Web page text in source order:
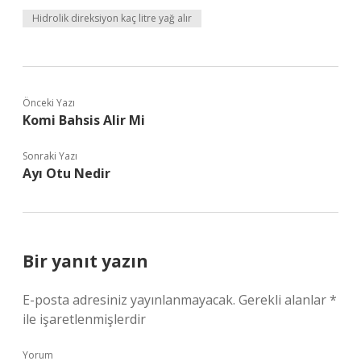
Hidrolik direksiyon kaç litre yağ alır
Önceki Yazı
Komi Bahsis Alir Mi
Sonraki Yazı
Ayı Otu Nedir
Bir yanıt yazın
E-posta adresiniz yayınlanmayacak. Gerekli alanlar*
ile işaretlenmişlerdir
Yorum